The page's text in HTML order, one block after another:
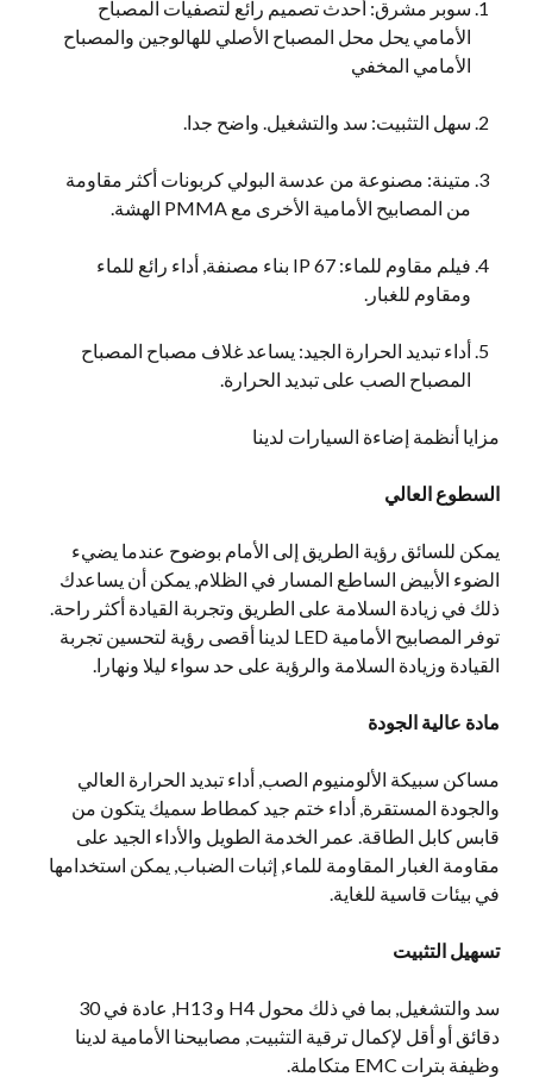
سوبر مشرق: أحدث تصميم رائع لتصفيات المصباح
الأمامي يحل محل المصباح الأصلي للهالوجين والمصباح
الأمامي المخفي
سهل التثبيت: سد والتشغيل. واضح جدا.
متينة: مصنوعة من عدسة البولي كربونات أكثر مقاومة
من المصابيح الأمامية الأخرى مع PMMA الهشة.
فيلم مقاوم للماء: IP 67 بناء مصنفة, أداء رائع للماء
ومقاوم للغبار.
أداء تبديد الحرارة الجيد: يساعد غلاف مصباح المصباح
المصباح الصب على تبديد الحرارة.
مزايا أنظمة إضاءة السيارات لدينا
السطوع العالي
يمكن للسائق رؤية الطريق إلى الأمام بوضوح عندما يضيء
الضوء الأبيض الساطع المسار في الظلام, يمكن أن يساعدك
ذلك في زيادة السلامة على الطريق وتجربة القيادة أكثر راحة.
توفر المصابيح الأمامية LED لدينا أقصى رؤية لتحسين تجربة
القيادة وزيادة السلامة والرؤية على حد سواء ليلا ونهارا.
مادة عالية الجودة
مساكن سبيكة الألومنيوم الصب, أداء تبديد الحرارة العالي
والجودة المستقرة, أداء ختم جيد كمطاط سميك يتكون من
قابس كابل الطاقة. عمر الخدمة الطويل والأداء الجيد على
مقاومة الغبار المقاومة للماء, إثبات الضباب, يمكن استخدامها
في بيئات قاسية للغاية.
تسهيل التثبيت
سد والتشغيل, بما في ذلك محول H4 و H13, عادة في 30
دقائق أو أقل لإكمال ترقية التثبيت, مصابيحنا الأمامية لدينا
وظيفة بترات EMC متكاملة.